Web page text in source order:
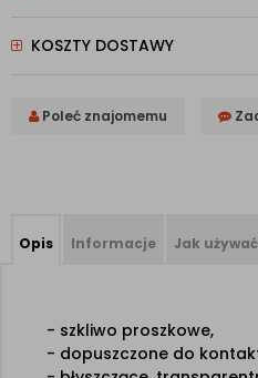
KOSZTY DOSTAWY
Poleć znajomemu
Opis Informacje Jak
- szkliwo proszkowe,
- dopuszczone do